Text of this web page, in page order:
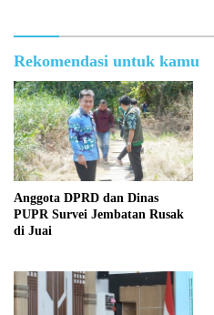
Rekomendasi untuk kamu
Anggota DPRD dan Dinas
PUPR Survei Jembatan Rusak
di Juai